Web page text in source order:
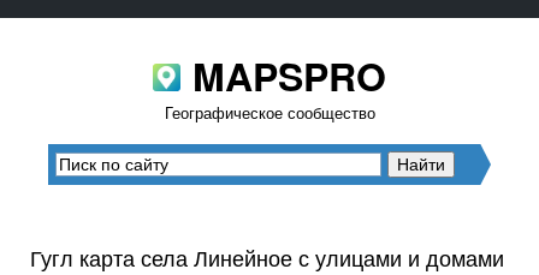
MAPSPRO
Географическое сообщество
Гугл карта села Линейное с улицами и домами